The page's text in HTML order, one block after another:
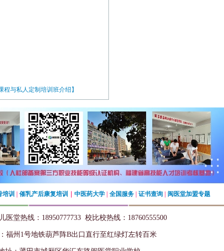
程与私人定制培训班介绍】
培训 | 催乳产后康复培训 ｜ 中医药大学 | 全国服务 | 证书查询 | 闽医堂加盟专题
医堂热线 ： 18950777733 校比校热线：18760555500
福州1号地铁葫芦阵B出口直行至红绿灯左转百米